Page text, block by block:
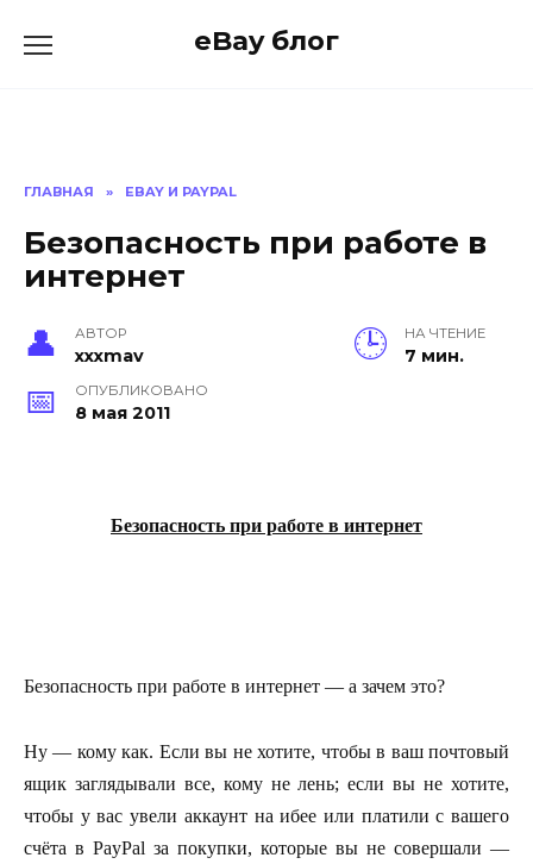
eBay блог
ГЛАВНАЯ » EBAY И PAYPAL
Безопасность при работе в
интернет
АВТОР
xxxmav
НА ЧТЕНИЕ
7 мин.
ОПУБЛИКОВАНО
8 мая 2011
Безопасность при работе в интернет
Безопасность при работе в интернет — а зачем это?
Ну — кому как. Если вы не хотите, чтобы в ваш почтовый
ящик заглядывали все, кому не лень; если вы не хотите,
чтобы у вас увели аккаунт на ибее или платили с вашего
счёта в PayPal за покупки, которые вы не совершали —